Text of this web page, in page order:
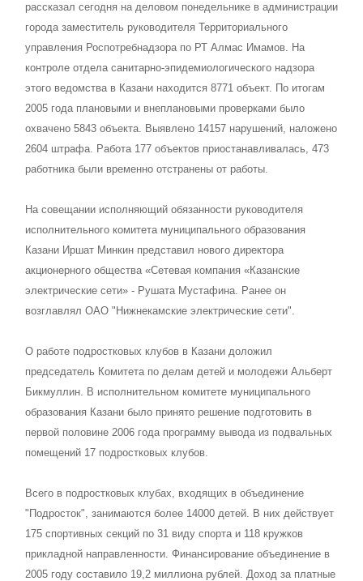
рассказал сегодня на деловом понедельнике в администрации
города заместитель руководителя Территориального
управления Роспотребнадзора по РТ Алмас Имамов. На
контроле отдела санитарно-эпидемиологического надзора
этого ведомства в Казани находится 8771 объект. По итогам
2005 года плановыми и внеплановыми проверками было
охвачено 5843 объекта. Выявлено 14157 нарушений, наложено
2604 штрафа. Работа 177 объектов приостанавливалась, 473
работника были временно отстранены от работы.
На совещании исполняющий обязанности руководителя
исполнительного комитета муниципального образования
Казани Иршат Минкин представил нового директора
акционерного общества «Сетевая компания «Казанские
электрические сети» - Рушата Мустафина. Ранее он
возглавлял ОАО "Нижнекамские электрические сети".
О работе подростковых клубов в Казани доложил
председатель Комитета по делам детей и молодежи Альберт
Бикмуллин. В исполнительном комитете муниципального
образования Казани было принято решение подготовить в
первой половине 2006 года программу вывода из подвальных
помещений 17 подростковых клубов.
Всего в подростковых клубах, входящих в объединение
"Подросток", занимаются более 14000 детей. В них действует
175 спортивных секций по 31 виду спорта и 118 кружков
прикладной направленности. Финансирование объединение в
2005 году составило 19,2 миллиона рублей. Доход за платные